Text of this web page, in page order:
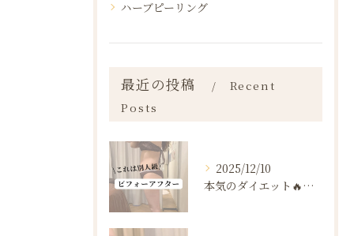
ハーブピーリング
最近の投稿
Recent
Posts
2025/12/10
本気のダイエット🔥🔥🔥